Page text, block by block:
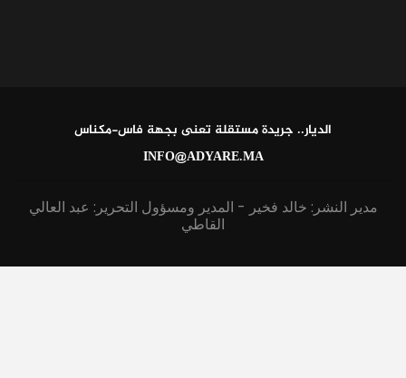
الديار.. جريدة مستقلة تعنى بجهة فاس-مكناس
INFO@ADYARE.MA
مدير النشر: خالد فخير - المدير ومسؤول التحرير: عبد العالي
القاطي